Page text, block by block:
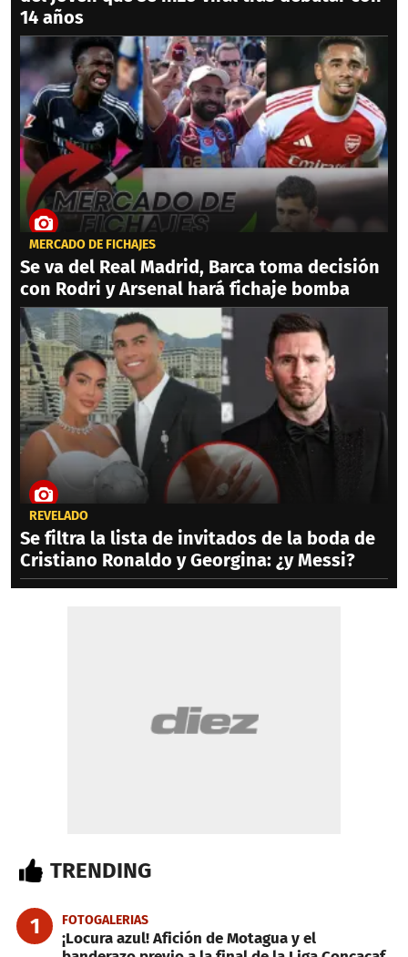
14 años
MERCADO DE FICHAJES
Se va del Real Madrid, Barca toma decisión
con Rodri y Arsenal hará fichaje bomba
REVELADO
Se filtra la lista de invitados de la boda de
Cristiano Ronaldo y Georgina: ¿y Messi?
TRENDING
1 FOTOGALERIAS
¡Locura azul! Afición de Motagua y el